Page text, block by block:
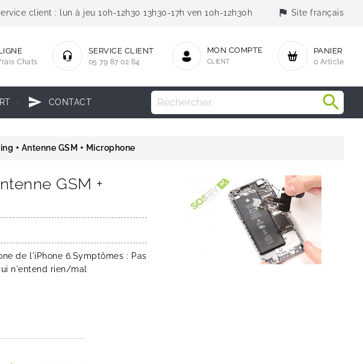
client : lun à jeu 10h-12h30 13h30-17h ven 10h-12h30h flag Site français
PANIER
0 Article
MON COMPTE
CLIENT
SERVICE CLIENT
05 79 87 02 64
Chats
send CONTACT
+ Antenne GSM + Microphone
GSM +
de l'iPhone 6.Symptômes : Pas
n'entend rien/mal